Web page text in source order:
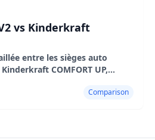
vs Kinderkraft
entre les sièges auto
COMFORT UP,
Comparison